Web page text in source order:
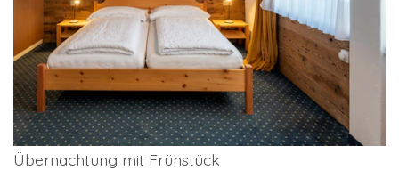
Übernachtung mit Frühstück